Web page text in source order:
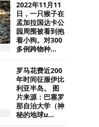
2022年11月11
日，一只猴子在
孟加拉国达卡公
园周围被看到抱
着小狗。对300
多例跨物种...
罗马花费近200
年时间征服伊比
利亚半岛。 图
片来源：巴塞罗
那自治大学（神
秘的地球u...